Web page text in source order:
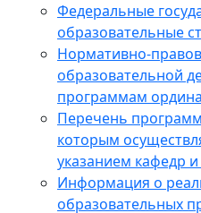
Федеральные
образовательные
Нормативно-
образовательной
программам
Перечень
которым
указанием кафедр
Информация о
образовательных